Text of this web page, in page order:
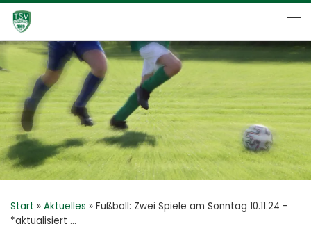
Zum Inhalt springen
Start » Aktuelles » Fußball: Zwei Spiele am Sonntag 10.11.24 -
*aktualisiert …